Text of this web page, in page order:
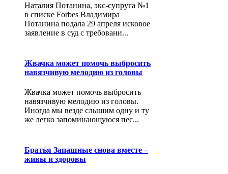
Наталия Потанина, экс-супруга №1
в списке Forbes Владимира
Потанина подала 29 апреля исковое
заявление в суд с требовани...
Жвачка может помочь выбросить
навязчивую мелодию из головы
Жвачка может помочь выбросить
навязчивую мелодию из головы.
Иногда мы везде слышим одну и ту
же легко запоминающуюся пес...
Братья Запашные снова вместе –
живы и здоровы